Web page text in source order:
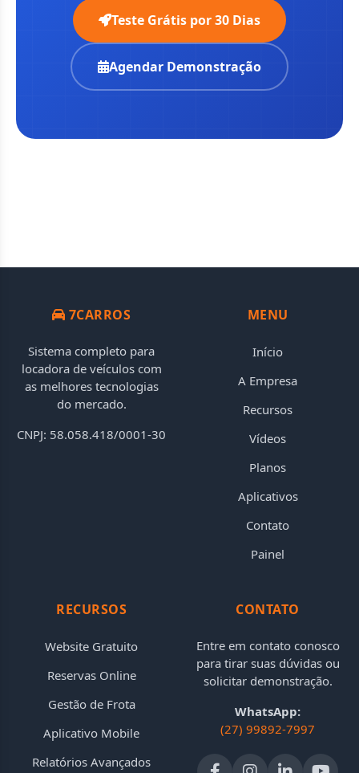
Teste Grátis por 30 Dias
Agendar Demonstração
7CARROS
Sistema completo para
locadora de veículos com
as melhores tecnologias
do mercado.
CNPJ: 58.058.418/0001-30
MENU
Início
A Empresa
Recursos
Vídeos
Planos
Aplicativos
Contato
Painel
RECURSOS
Website Gratuito
Reservas Online
Gestão de Frota
Aplicativo Mobile
Relatórios Avançados
CONTATO
Entre em contato conosco
para tirar suas dúvidas ou
solicitar demonstração.
WhatsApp:
(27) 99892-7997